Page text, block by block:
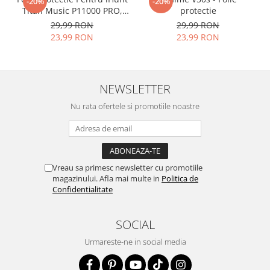
Folia avand rezistenta 9H la
zgarieturi, asigura si un aspect
imaculat ecranului pe timp
indelungat
Nu modificain nici un fel
functionalitatea normala si
utilizarea confortabila a
telefonului.
FACE IDsiSenzorii de
Amprentaimplementati in
ecran vot functiona in
continuare!
Folia este decupataexclusiv
pentru suprafataplana
Titan Music P11000 PRO,
VDOO
29,99 RON
23,99 RON
protectie
29,99 RON
23,99 RON
NEWSLETTER
Nu rata ofertele si promotiile noastre
Vreau sa primesc newsletter cu promotiile
magazinului. Afla mai multe in Politica de
Confidentialitate
SOCIAL
Urmareste-ne in social media